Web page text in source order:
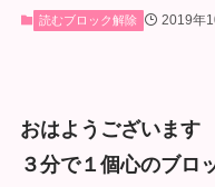
読むブロック解除 2019年
おはようございます
３分で１個心のブロ